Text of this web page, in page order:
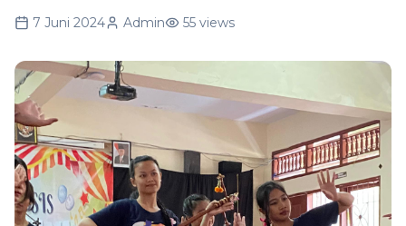
7 Juni 2024 Admin 55 views